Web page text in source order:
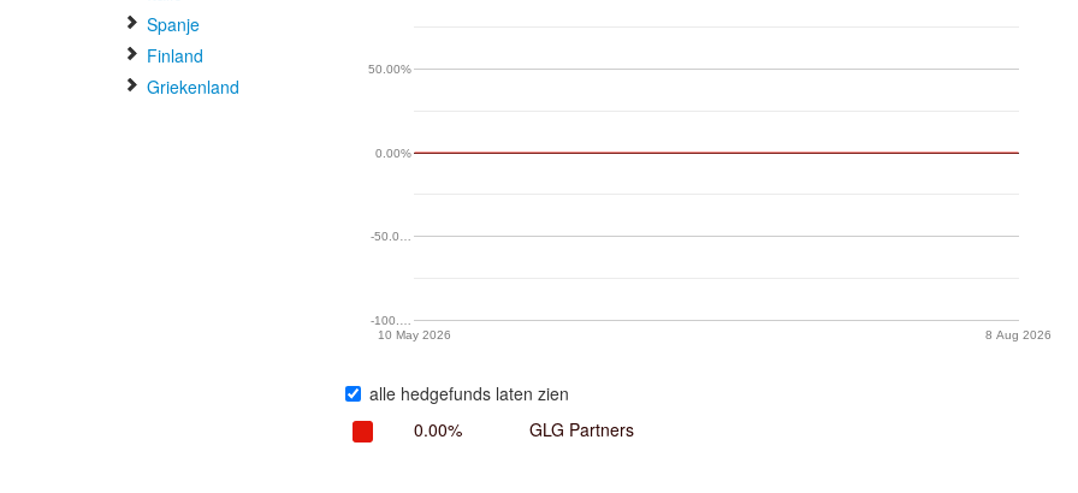
Spanje
Finland
Griekenland
10 May 2026 8 Aug 2026
-100.…
-50.0…
0.00%
50.00%
alle hedgefunds laten zien
0.00%
GLG Partners